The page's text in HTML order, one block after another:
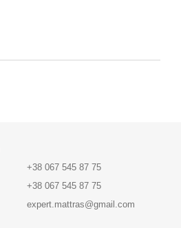
+38 067 545 87 75
+38 067 545 87 75
expert.mattras@gmail.com